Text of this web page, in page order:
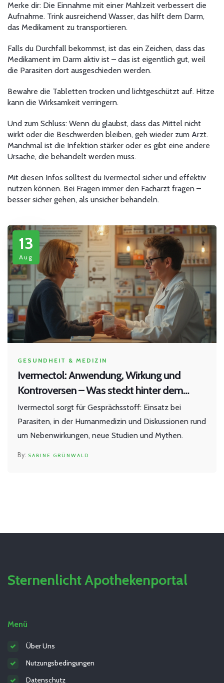
Merke dir: Die Einnahme mit einer Mahlzeit verbessert die
Aufnahme. Trink ausreichend Wasser, das hilft dem Darm,
das Medikament zu transportieren.
Falls du Durchfall bekommst, ist das ein Zeichen, dass das
Medikament im Darm aktiv ist – das ist eigentlich gut, weil
die Parasiten dort ausgeschieden werden.
Bewahre die Tabletten trocken und lichtgeschützt auf. Hitze
kann die Wirksamkeit verringern.
Und zum Schluss: Wenn du glaubst, dass das Mittel nicht
wirkt oder die Beschwerden bleiben, geh wieder zum Arzt.
Manchmal ist die Infektion stärker oder es gibt eine andere
Ursache, die behandelt werden muss.
Mit diesen Infos solltest du Ivermectol sicher und effektiv
nutzen können. Bei Fragen immer den Facharzt fragen –
besser sicher gehen, als unsicher behandeln.
13
Aug
GESUNDHEIT & MEDIZIN
Ivermectol: Anwendung, Wirkung und
Kontroversen – Was steckt hinter dem
Medikament?
Ivermectol sorgt für Gesprächsstoff: Einsatz bei
Parasiten, in der Humanmedizin und Diskussionen rund
um Nebenwirkungen, neue Studien und Mythen.
SABINE GRÜNWALD
Sternenlicht Apothekenportal
Menü
Über Uns
Nutzungsbedingungen
Datenschutz